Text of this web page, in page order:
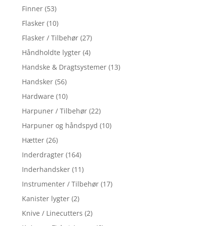
Finner (53)
Flasker (10)
Flasker / Tilbehør (27)
Håndholdte lygter (4)
Handske & Dragtsystemer (13)
Handsker (56)
Hardware (10)
Harpuner / Tilbehør (22)
Harpuner og håndspyd (10)
Hætter (26)
Inderdragter (164)
Inderhandsker (11)
Instrumenter / Tilbehør (17)
Kanister lygter (2)
Knive / Linecutters (2)